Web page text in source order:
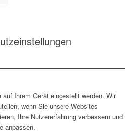
Ihrem Gerät eingestellt werden. Wir
wenn Sie unsere Websites
Ihre Nutzererfahrung verbessern und
anpassen.